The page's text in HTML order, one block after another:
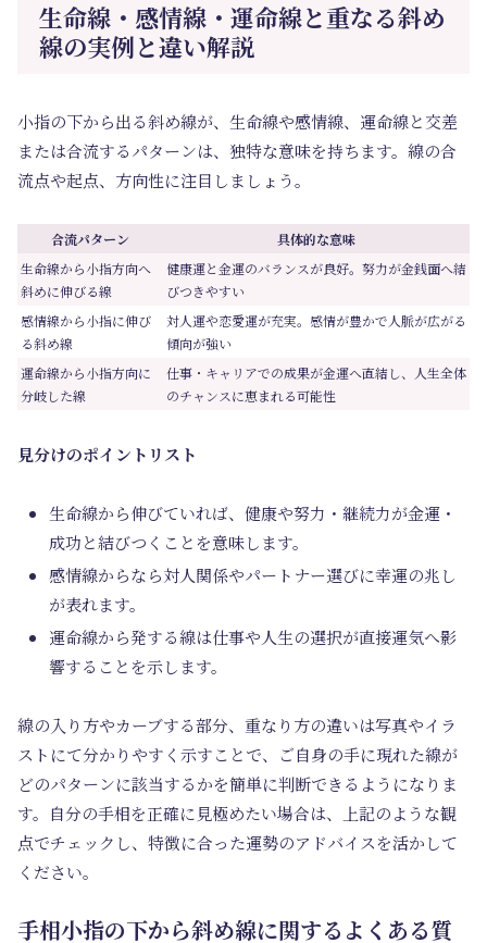
生命線・感情線・運命線と重なる斜め
線の実例と違い解説
小指の下から出る斜め線が、生命線や感情線、運命線と交差
または合流するパターンは、独特な意味を持ちます。線の合
流点や起点、方向性に注目しましょう。
合流パターン
具体的な意味
生命線から小指方向へ
斜めに伸びる線
健康運と金運のバランスが良好。努力が金銭面へ結
びつきやすい
感情線から小指に伸び
る斜め線
対人運や恋愛運が充実。感情が豊かで人脈が広がる
傾向が強い
運命線から小指方向に
分岐した線
仕事・キャリアでの成果が金運へ直結し、人生全体
のチャンスに恵まれる可能性
見分けのポイントリスト
生命線から伸びていれば、健康や努力・継続力が金運・
成功と結びつくことを意味します。
感情線からなら対人関係やパートナー選びに幸運の兆し
が表れます。
運命線から発する線は仕事や人生の選択が直接運気へ影
響することを示します。
線の入り方やカーブする部分、重なり方の違いは写真やイラ
ストにて分かりやすく示すことで、ご自身の手に現れた線が
どのパターンに該当するかを簡単に判断できるようになりま
す。自分の手相を正確に見極めたい場合は、上記のような観
点でチェックし、特徴に合った運勢のアドバイスを活かして
ください。
手相小指の下から斜め線に関するよくある質